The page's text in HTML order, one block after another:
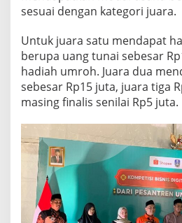
sesuai dengan kategori juara.
Untuk juara satu mendapat
berupa uang tunai sebesar
hadiah umroh. Juara dua
sebesar Rp15 juta, juara tiga
masing finalis senilai Rp5 juta.